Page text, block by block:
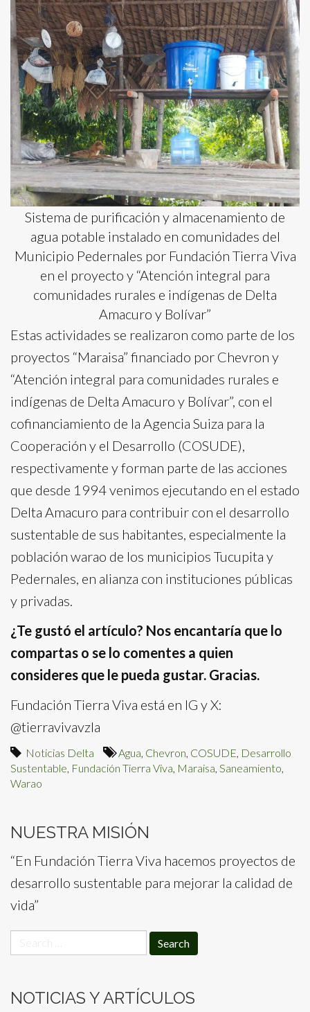
Sistema de purificación y almacenamiento de
agua potable instalado en comunidades del
Municipio Pedernales por Fundación Tierra Viva
en el proyecto y “Atención integral para
comunidades rurales e indígenas de Delta
Amacuro y Bolívar”
Estas actividades se realizaron como parte de los
proyectos “Maraisa” financiado por Chevron y
“Atención integral para comunidades rurales e
indígenas de Delta Amacuro y Bolívar”, con el
cofinanciamiento de la Agencia Suiza para la
Cooperación y el Desarrollo (COSUDE),
respectivamente y forman parte de las acciones
que desde 1994 venimos ejecutando en el estado
Delta Amacuro para contribuir con el desarrollo
sustentable de sus habitantes, especialmente la
población warao de los municipios Tucupita y
Pedernales, en alianza con instituciones públicas
y privadas.
¿Te gustó el artículo? Nos encantaría que lo
compartas o se lo comentes a quien
consideres que le pueda gustar. Gracias.
Fundación Tierra Viva está en IG y X:
@tierravivavzla
Noticias Delta Agua Chevron COSUDE Desarrollo
Sustentable Fundación Tierra Viva Maraisa Saneamiento
Warao
NUESTRA MISIÓN
“En Fundación Tierra Viva hacemos proyectos de
desarrollo sustentable para mejorar la calidad de
vida”
for:
NOTICIAS Y ARTÍCULOS